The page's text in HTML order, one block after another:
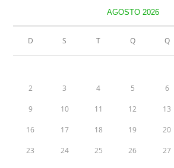
AGOSTO 2026
D S T Q Q
2 3 4 5 6
9 10 11 12 13
16 17 18 19 20
23 24 25 26 27